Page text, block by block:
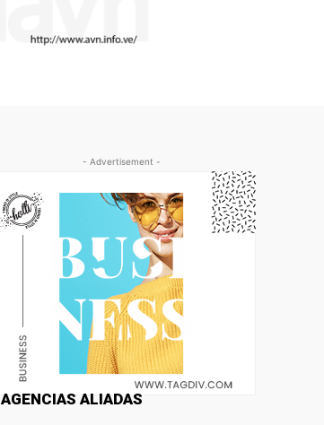
- Advertisement -
AGENCIAS ALIADAS